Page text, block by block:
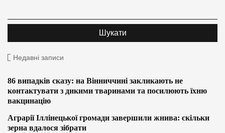
Недавні записи
86 випадків сказу: на Вінниччині закликають не
контактувати з дикими тваринами та посилюють їхню
вакцинацію
Аграрії Іллінецької громади завершили жнива: скільки
зерна вдалося зібрати